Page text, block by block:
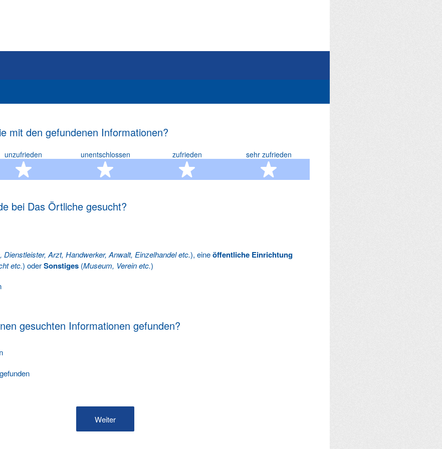
mit den gefundenen Informationen?
unzufrieden
2 Sterne
unentschlossen
3 Sterne
zufrieden
4 Sterne
sehr zufrieden
5 Sterne
bei Das Örtliche gesucht?
Dienstleister, Arzt, Handwerker, Anwalt, Einzelhandel etc.), eineöffentliche Einrichtung
etc.) oderSonstiges (Museum, Verein etc.)
gesuchten Informationen gefunden?
Weiter